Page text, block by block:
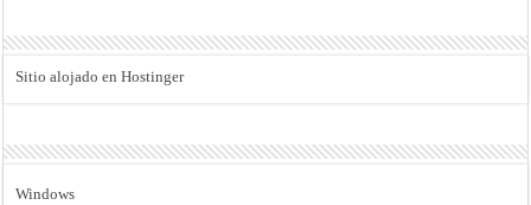
Sitio alojado en Hostinger
Windows